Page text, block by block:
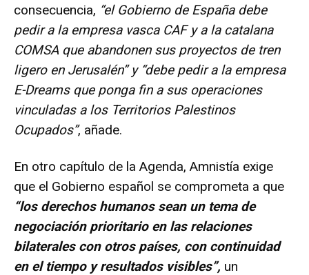
consecuencia, “el Gobierno de España debe
pedir a la empresa vasca CAF y a la catalana
COMSA que abandonen sus proyectos de tren
ligero en Jerusalén” y “debe pedir a la empresa
E-Dreams que ponga fin a sus operaciones
vinculadas a los Territorios Palestinos
Ocupados”, añade.
En otro capítulo de la Agenda, Amnistía exige
que el Gobierno español se comprometa a que
“los derechos humanos sean un tema de
negociación prioritario en las relaciones
bilaterales con otros países, con continuidad
en el tiempo y resultados visibles”, un